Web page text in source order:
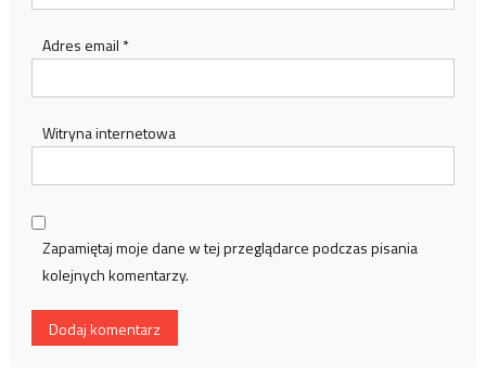
Adres email *
Witryna internetowa
Zapamiętaj moje dane w tej przeglądarce podczas pisania
kolejnych komentarzy.